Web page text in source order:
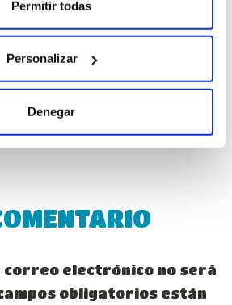
Permitir todas
Personalizar
Denegar
en una nueva era: la del
El webinario de Pisto revela
correo electrónico no será
obligatorios están